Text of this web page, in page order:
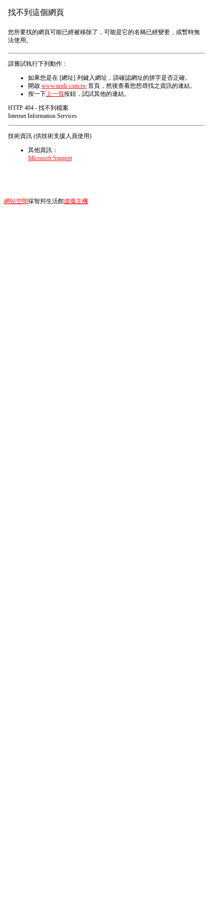
找不到這個網頁
您所要找的網頁可能已經被移除了，可能是它的名稱已經變更，或暫時無
法使用。
請嘗試執行下列動作：
如果您是在 [網址] 列鍵入網址，請確認網址的拼字是否正確。
開啟 www.unds.com.tw 首頁，然後查看您想尋找之資訊的連結。
按一下上一頁按鈕，試試其他的連結。
HTTP 404 - 找不到檔案
Internet Information Services
技術資訊 (供技術支援人員使用)
其他資訊：
Microsoft Support
網站空間採智邦生活館虛擬主機